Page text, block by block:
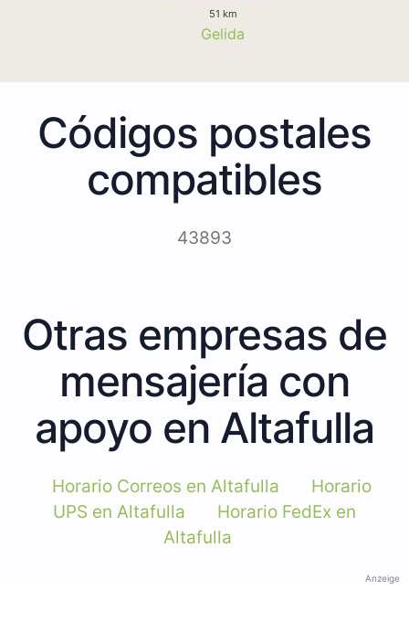
51 km
Gelida
Códigos postales
compatibles
43893
Otras empresas de
mensajería con
apoyo en Altafulla
Horario Correos en Altafulla
Horario
UPS en Altafulla
Horario FedEx en
Altafulla
Anzeige